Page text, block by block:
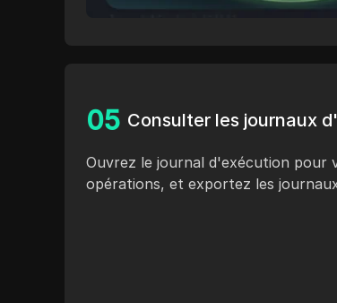
05 Consulter les journaux
Ouvrez le journal d'exécution pour
opérations, et exportez les